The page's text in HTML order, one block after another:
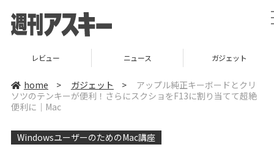
レビュー ニュース ガジェット
home > ガジェット >
アップル純正キーボードとクリ
ソツのテンキーが便利！さらにスクショをF13に割り当てて超絶
便利に｜Mac
WindowsユーザーのためのMac講座